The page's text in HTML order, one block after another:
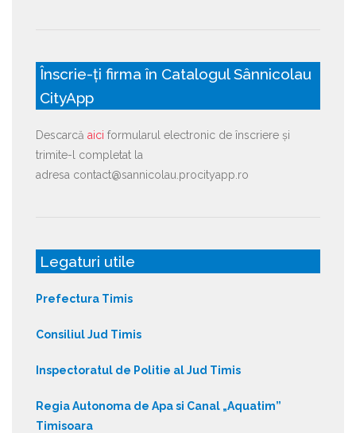
Înscrie-ți firma în Catalogul Sânnicolau
CityApp
Descarcă aici formularul electronic de înscriere și
trimite-l completat la
adresa contact@sannicolau.procityapp.ro
Legaturi utile
Prefectura Timis
Consiliul Jud Timis
Inspectoratul de Politie al Jud Timis
Regia Autonoma de Apa si Canal „Aquatim”
Timisoara